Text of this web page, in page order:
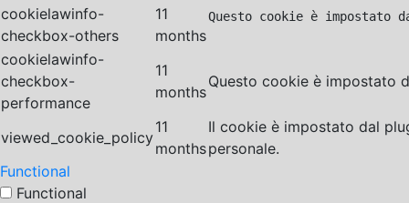
cookielawinfo-
checkbox-others
11
months
Questo cookie è
cookielawinfo-
checkbox-
performance
11
months
Questo cookie è impostato
viewed_cookie_policy
11
months
Il cookie è impostato dal
personale.
Functional
Functional